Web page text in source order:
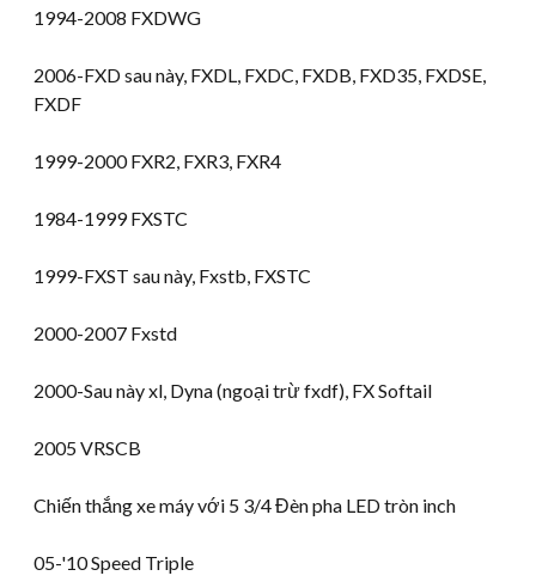
1994-2008 FXDWG
2006-FXD sau này, FXDL, FXDC, FXDB, FXD35, FXDSE,
FXDF
1999-2000 FXR2, FXR3, FXR4
1984-1999 FXSTC
1999-FXST sau này, Fxstb, FXSTC
2000-2007 Fxstd
2000-Sau này xl, Dyna (ngoại trừ fxdf), FX Softail
2005 VRSCB
Chiến thắng xe máy với 5 3/4 Đèn pha LED tròn inch
05-'10 Speed Triple